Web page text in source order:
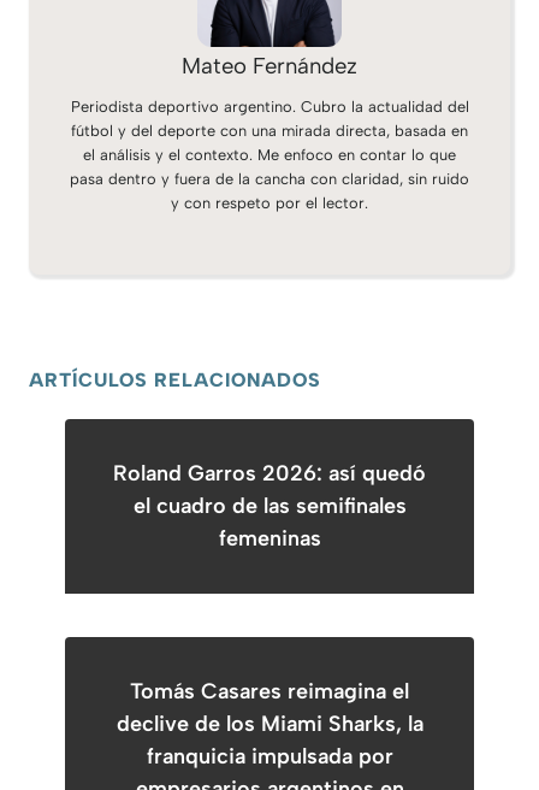
Mateo Fernández
Periodista deportivo argentino. Cubro la actualidad del
fútbol y del deporte con una mirada directa, basada en
el análisis y el contexto. Me enfoco en contar lo que
pasa dentro y fuera de la cancha con claridad, sin ruido
y con respeto por el lector.
ARTÍCULOS RELACIONADOS
Roland Garros 2026: así quedó
el cuadro de las semifinales
femeninas
Tomás Casares reimagina el
declive de los Miami Sharks, la
franquicia impulsada por